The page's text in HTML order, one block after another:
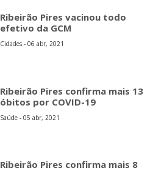
Ribeirão Pires vacinou todo
efetivo da GCM
Cidades - 06 abr, 2021
Ribeirão Pires confirma mais 13
óbitos por COVID-19
Saúde - 05 abr, 2021
Ribeirão Pires confirma mais 8